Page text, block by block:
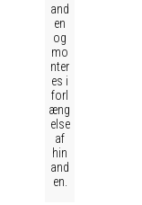
and
en
og
mo
nter
es i
forl
æng
else
af
hin
and
en.